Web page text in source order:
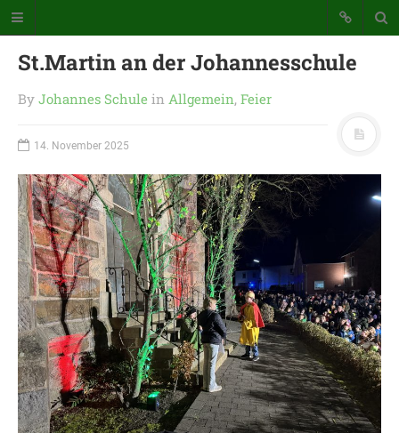
Katholische Grundschule der
Stadt Warstein
Bunte Schule mit Takt und Schwung
STARTSEITE
WICHTIGES AUS UNSERER
SCHULE
UNSER SCHULTAG
KONTAKT
SDUI
St.Martin an der Johannesschule
By Johannes Schule in Allgemein, Feier
14. November 2025